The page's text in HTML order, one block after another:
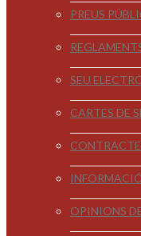
PREUS
SEU
CARTES DE
OPINIONS